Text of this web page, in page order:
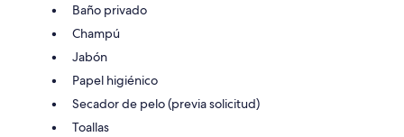
Baño privado
Champú
Jabón
Papel higiénico
Secador de pelo (previa solicitud)
Toallas